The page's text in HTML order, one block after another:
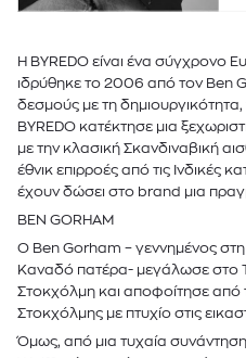
H BYREDO είναι ένα σύγχρονο
ιδρύθηκε το 2006 από τον Ben
δεσμούς με τη
BYREDO κατέκτησε μια
με την κλασική Σκανδιναβική
έθνικ επιρροές από τις Ινδικές
έχουν δώσει στο brand μια
BEN GORHAM
O Ben Gorham – γεννημένος
Καναδό πατέρα- μεγάλωσε στο
Στοκχόλμη και αποφοίτησε
Στοκχόλμης με πτυχίο στις
Όμως, από μια τυχαία